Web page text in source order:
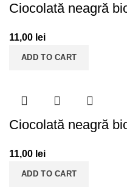
Ciocolată neagră
11,00 lei
ADD TO CART
Ciocolată neagră
11,00 lei
ADD TO CART